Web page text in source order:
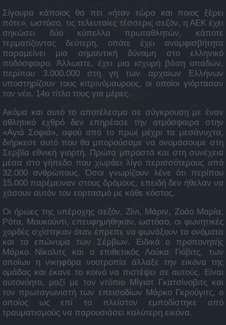
Σίγουρα κάποιος θα πει «ήταν τώρα και ποιος ξέρει
πότε», ωστόσο, τις τελευταίες τέσσερις σεζόν, η ΑΕΚ έχει
σηκώσει δύο κύπελλα πρωταθλητών, κάποτε
τερματίζοντας δεύτερη, οπότε έχει αναμφισβήτητα
παραμείνει μια σημαντική δύναμη στο ελληνικό
ποδόσφαιρο. Άλλωστε, έχει μια ισχυρή βάση οπαδών,
περίπου 3.000.000 στη γη των αρχαίων Ελλήνων
υποστηρίζουν τους κιτρινόμαυρους, οι οποίοι γιόρτασαν
τον νέο, 14ο τίτλο τους για μέρες.
Ακόμα και αυτό το αποτέλεσμα σε σύγκρουση με έναν
αθλητικό εχθρό δεν επηρέασε την ατμόσφαιρα στην
«Αγιά Σοφιά», αφού από το πρωί μέχρι τα μεσάνυχτα,
διήρκεσε αυτό που θα μπορούσαμε να ονομάσουμε στη
Σερβία εθνική γιορτή. Πρώτα μπροστά και στη συνέχεια
μέσα στο γήπεδο που χωράει λίγο περισσότερους από
32.000 ανθρώπους. Όσοι γνωρίζουν λένε ότι περίπου
15.000 παρέμειναν στους δρόμους, επειδή δεν ήθελαν να
χάσουν αυτόν τον εορτασμό με κάθε κόστος.
Οι ήρωες της υπέροχης σεζόν, Ζίνι, Μάριν, Ζοάο Μαρία,
Ρότα, Μουκούντι, επευφημήθηκαν, ωστόσο, οι φωνητικές
χορδές σχίστηκαν όταν έπρεπε να φωνάξουν τα ονόματα
και τα επώνυμα των Σέρβων. Ειδικά ο προπονητής
Μάρκο Νίκολιτς και ο επιθετικός Λούκα Γιόβιτς, των
οποίων η νικηφόρα νοοτροπία άλλαξε την εικόνα της
ομάδας και έκανε το κοινό να πιστέψει σε αυτούς. Είναι
αυτονόητο, μαζί με τον ντόπιο Μίγιατ Γκατσίνοβιτς και
τον πρωταγωνιστή των επεισοδίων Μάρκο Γκρούγιτς, ο
οποίος ως επί το πλείστον εμποδίστηκε από
τραυματισμούς να παρουσιάσει καλύτερη εικόνα.